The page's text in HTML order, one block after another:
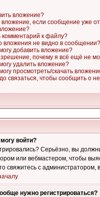
вложение?
вложение, если сообщение уже
комментарий к файлу?
вложения не видно в сообщении?
добавить вложение?
почему я всё ещё не
удалить вложение?
просмотреть/скачать
связаться, чтобы сообщить о
войти?
Серьёзно, вы
или вебмастером, чтобы
свяжитесь с
нужно регистрироваться?